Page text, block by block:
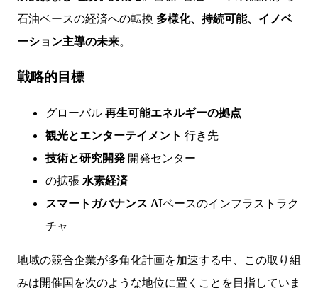
石油ベースの経済への転換 多様化、持続可能、イノベ
ーション主導の未来。
戦略的目標
グローバル 再生可能エネルギーの拠点
観光とエンターテイメント 行き先
技術と研究開発 開発センター
の拡張 水素経済
スマートガバナンス AIベースのインフラストラク
チャ
地域の競合企業が多角化計画を加速する中、この取り組
みは開催国を次のような地位に置くことを目指していま